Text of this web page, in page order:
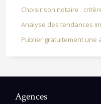
Choisir son notaire :
Analyse des tendances
Publier gratuitement une
Agences